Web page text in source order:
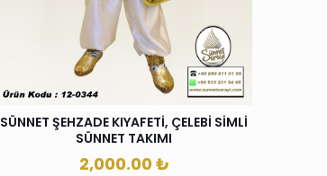
SÜNNET ŞEHZADE KIYAFETİ, ÇELEBİ SİMLİ
SÜNNET TAKIMI
2,000.00₺